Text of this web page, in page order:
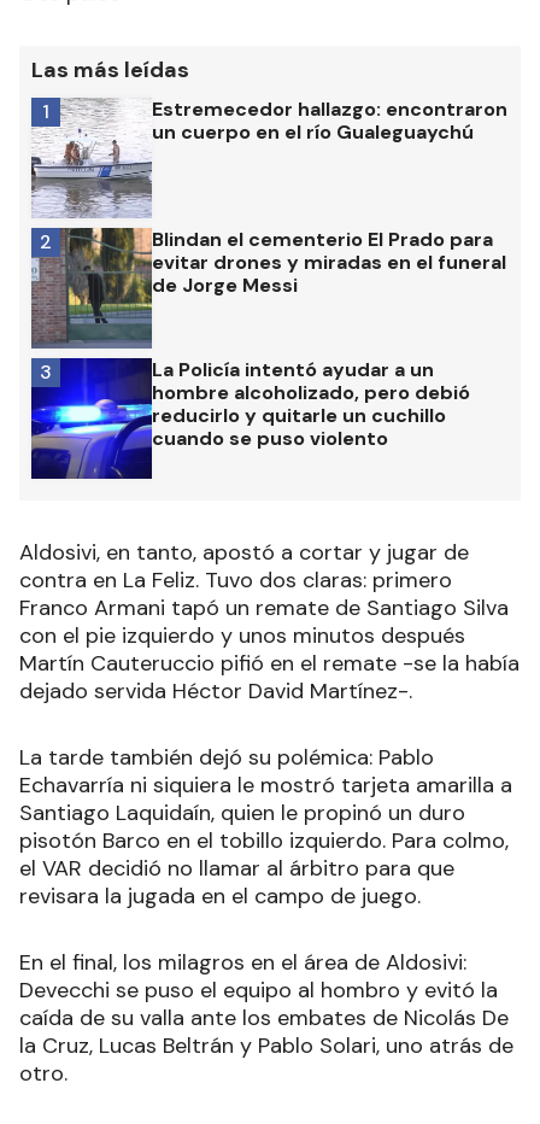
Las más leídas
Estremecedor hallazgo: encontraron
un cuerpo en el río Gualeguaychú
1
Blindan el cementerio El Prado para
evitar drones y miradas en el funeral
de Jorge Messi
2
La Policía intentó ayudar a un
hombre alcoholizado, pero debió
reducirlo y quitarle un cuchillo
cuando se puso violento
3
Aldosivi, en tanto, apostó a cortar y jugar de
contra en La Feliz. Tuvo dos claras: primero
Franco Armani tapó un remate de Santiago Silva
con el pie izquierdo y unos minutos después
Martín Cauteruccio pifió en el remate -se la había
dejado servida Héctor David Martínez-.
La tarde también dejó su polémica: Pablo
Echavarría ni siquiera le mostró tarjeta amarilla a
Santiago Laquidaín, quien le propinó un duro
pisotón Barco en el tobillo izquierdo. Para colmo,
el VAR decidió no llamar al árbitro para que
revisara la jugada en el campo de juego.
En el final, los milagros en el área de Aldosivi:
Devecchi se puso el equipo al hombro y evitó la
caída de su valla ante los embates de Nicolás De
la Cruz, Lucas Beltrán y Pablo Solari, uno atrás de
otro.